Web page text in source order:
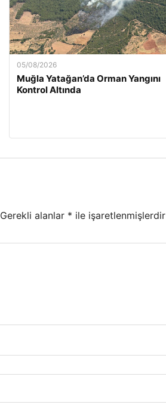
05/08/2026
Muğla Yatağan’da Orman Yangını
Kontrol Altında
Gerekli alanlar * ile işaretlenmişlerdir